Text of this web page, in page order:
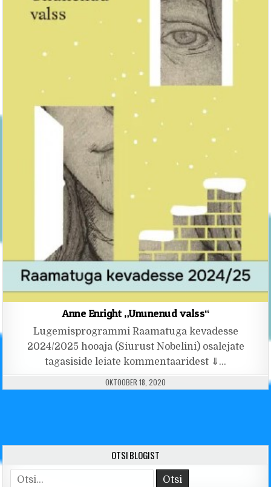
Anne Enright „Ununenud valss“
Lugemisprogrammi Raamatuga kevadesse
2024/2025 hooaja (Siurust Nobelini) osalejate
tagasiside leiate kommentaaridest ⇓…
PUBLISHED DATE:
OKTOOBER 18, 2020
OTSI BLOGIST
Search for: